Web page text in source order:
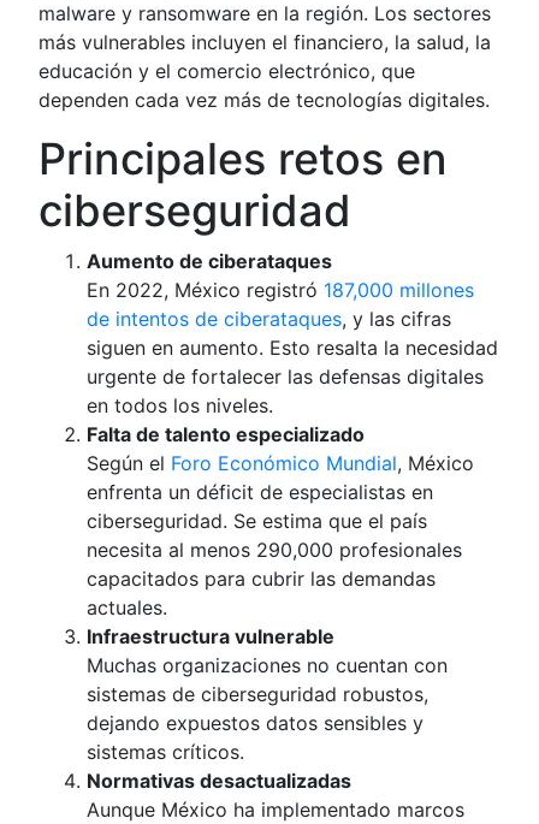
malware y ransomware en la región. Los sectores
más vulnerables incluyen el financiero, la salud, la
educación y el comercio electrónico, que
dependen cada vez más de tecnologías digitales.
Principales retos en
ciberseguridad
Aumento de ciberataques
En 2022, México registró 187,000 millones
de intentos de ciberataques, y las cifras
siguen en aumento. Esto resalta la necesidad
urgente de fortalecer las defensas digitales
en todos los niveles.
Falta de talento especializado
Según el Foro Económico Mundial, México
enfrenta un déficit de especialistas en
ciberseguridad. Se estima que el país
necesita al menos 290,000 profesionales
capacitados para cubrir las demandas
actuales.
Infraestructura vulnerable
Muchas organizaciones no cuentan con
sistemas de ciberseguridad robustos,
dejando expuestos datos sensibles y
sistemas críticos.
Normativas desactualizadas
Aunque México ha implementado marcos